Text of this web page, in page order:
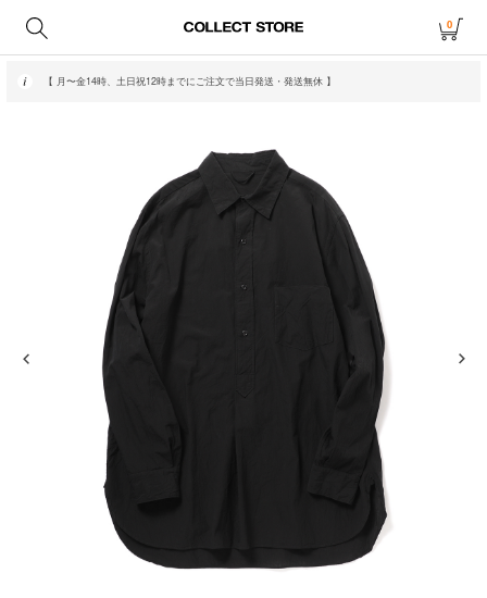
0
【 月〜金14時、土日祝12時までにご注文で当日発送・発送無休 】